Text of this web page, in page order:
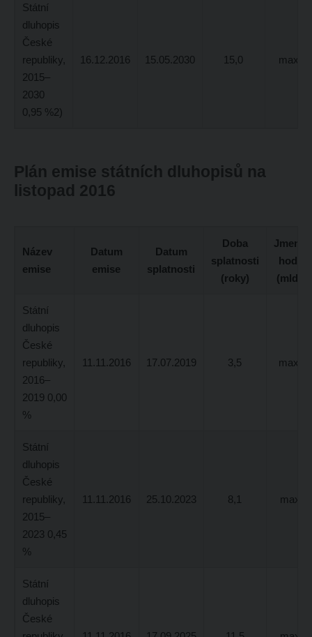
Státní
dluhopis
České
republiky,
2015–
2030
0,95 %2)
16.12.2016 15.05.2030 15,0 max
Plán emise státních dluhopisů na
listopad 2016
Název
emise
Datum
emise
Datum
splatnosti
Doba
splatnosti
(roky)
(mld.
Státní
dluhopis
České
republiky,
2016–
2019 0,00
%
11.11.2016 17.07.2019 3,5 max.
Státní
dluhopis
České
republiky,
2015–
2023 0,45
%
11.11.2016 25.10.2023 8,1 max
Státní
dluhopis
České